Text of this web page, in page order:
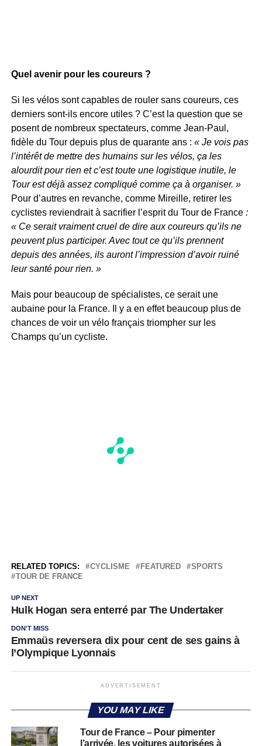
Quel avenir pour les coureurs ?
Si les vélos sont capables de rouler sans coureurs, ces
derniers sont-ils encore utiles ? C’est la question que se
posent de nombreux spectateurs, comme Jean-Paul,
fidèle du Tour depuis plus de quarante ans : « Je vois pas
l’intérêt de mettre des humains sur les vélos, ça les
alourdit pour rien et c’est toute une logistique inutile, le
Tour est déjà assez compliqué comme ça à organiser. »
Pour d’autres en revanche, comme Mireille, retirer les
cyclistes reviendrait à sacrifier l’esprit du Tour de France:
« Ce serait vraiment cruel de dire aux coureurs qu’ils ne
peuvent plus participer. Avec tout ce qu’ils prennent
depuis des années, ils auront l’impression d’avoir ruiné
leur santé pour rien. »
Mais pour beaucoup de spécialistes, ce serait une
aubaine pour la France. Il y a en effet beaucoup plus de
chances de voir un vélo français triompher sur les
Champs qu’un cycliste.
RELATED TOPICS: CYCLISME FEATURED
SPORTS
TOUR DE FRANCE
UP NEXT
Hulk Hogan sera enterré par The Undertaker
DON'T MISS
Emmaüs reversera dix pour cent de ses gains à
l’Olympique Lyonnais
ADVERTISEMENT
YOU MAY LIKE
Tour de France – Pour pimenter
l’arrivée, les voitures autorisées à